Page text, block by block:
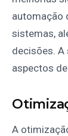
automação
sistemas,
decisões. A
aspectos
A